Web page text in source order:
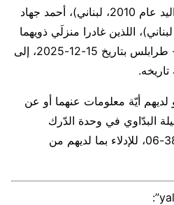
مصطفى جمعة حمودان​ (مواليد عام 2010، لبناني)، ​أحمد جهاد
(مواليد عام 2010، لبناني)، اللذين غادرا منزلَي ذويهما
الكائنَين في محلة المنكوبين- طرابلس بتاريخ 15-12-2025، إلى
أيّة معلومات عنهما أو عن
البدّاوي في وحدة الدّرك
الإقليمي على الرقم: 386858-06، للإدلاء بما لديهم من